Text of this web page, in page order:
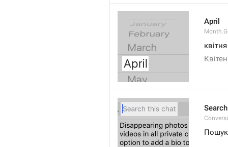
April
квітня
Пошук